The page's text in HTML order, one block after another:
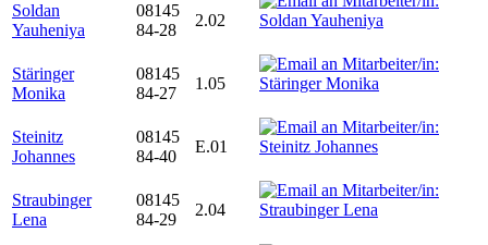
Soldan
Yauheniya
08145
84-28
2.02
Stäringer
Monika
08145
84-27
1.05
Steinitz
Johannes
08145
84-40
E.01
Straubinger
Lena
08145
84-29
2.04